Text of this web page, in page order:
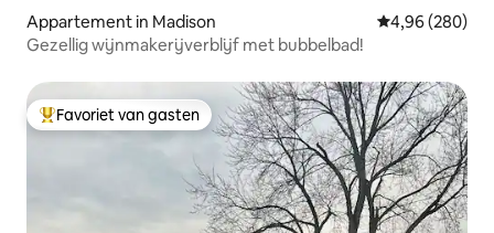
Appartement in Madison Gemiddelde
4,96 (280)
Gezellig wijnmakerijverblijf met bubbelbad!
Topfavoriet van gasten
Favoriet van gasten